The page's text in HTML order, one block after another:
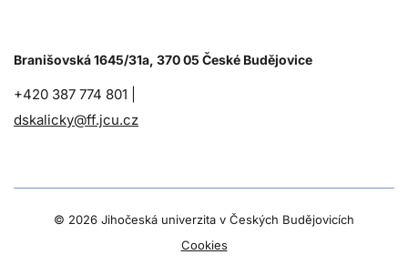
Branišovská 1645/31a, 370 05 České Budějovice
+420 387 774 801 |
dskalicky@ff.jcu.cz
© 2026 Jihočeská univerzita v Českých Budějovicích
Cookies